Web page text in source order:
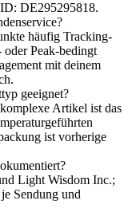
DE295295818.
häufig Tracking-
Peak-bedingt
mit deinem
geeignet?
Artikel ist das
ist vorherige
Light Wisdom Inc.;
Sendung und